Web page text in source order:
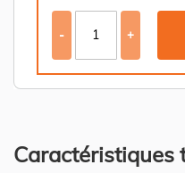
- +
Caractéristiques